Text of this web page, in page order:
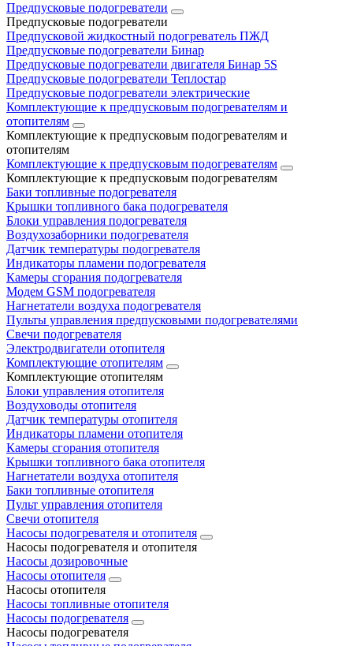
Предпусковые подогреватели
Предпусковые подогреватели
Предпусковой жидкостный подогреватель ПЖД
Предпусковые подогреватели Бинар
Предпусковые подогреватели двигателя Бинар 5S
Предпусковые подогреватели Теплостар
Предпусковые подогреватели электрические
Комплектующие к предпусковым подогревателям и
отопителям
Комплектующие к предпусковым подогревателям и
отопителям
Комплектующие к предпусковым подогревателям
Комплектующие к предпусковым подогревателям
Баки топливные подогревателя
Крышки топливного бака подогревателя
Блоки управления подогревателя
Воздухозаборники подогревателя
Датчик температуры подогревателя
Индикаторы пламени подогревателя
Камеры сгорания подогревателя
Модем GSM подогревателя
Нагнетатели воздуха подогревателя
Пульты управления предпусковыми подогревателями
Свечи подогревателя
Электродвигатели отопителя
Комплектующие отопителям
Комплектующие отопителям
Блоки управления отопителя
Воздуховоды отопителя
Датчик температуры отопителя
Индикаторы пламени отопителя
Камеры сгорания отопителя
Крышки топливного бака отопителя
Нагнетатели воздуха отопителя
Баки топливные отопителя
Пульт управления отопителя
Свечи отопителя
Насосы подогревателя и отопителя
Насосы подогревателя и отопителя
Насосы дозировочные
Насосы отопителя
Насосы отопителя
Насосы топливные отопителя
Насосы подогревателя
Насосы подогревателя